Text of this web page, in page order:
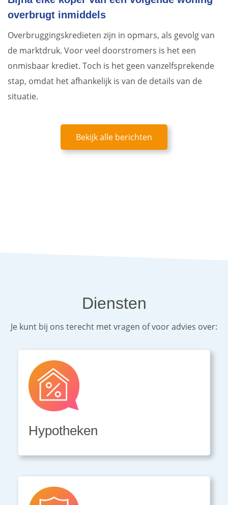
overbrugt inmiddels
Overbruggingskredieten zijn in opmars, als gevolg van
de marktdruk. Voor veel doorstromers is het een
onmisbaar krediet. Toch is het geen vanzelfsprekende
stap, omdat het afhankelijk is van de details van de
situatie.
Bekijk alle berichten
Diensten
Je kunt bij ons terecht met vragen of voor advies over:
Hypotheken